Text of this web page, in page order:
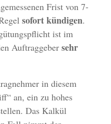
Frist von 7-
sofort kündigen.
ist im
Auftraggebersehr
in diesem
an, ein zu hohes
Das Kalkül